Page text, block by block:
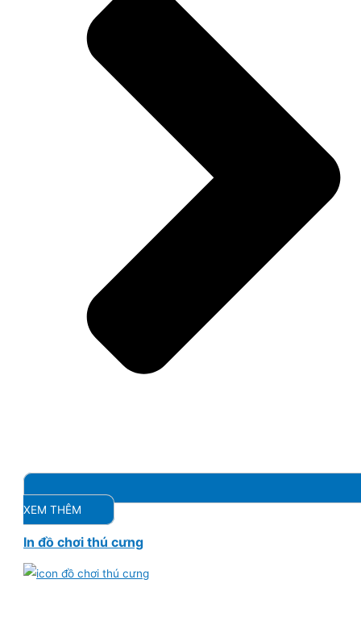
XEM THÊM
In đồ chơi thú cưng